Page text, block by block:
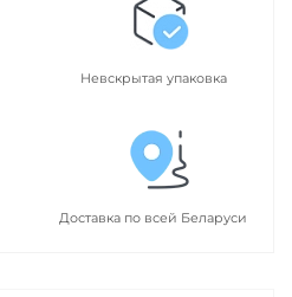
Невскрытая упаковка
Доставка по всей Беларуси